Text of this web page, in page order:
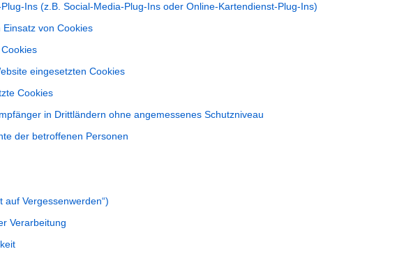
Ins (z.B. Social-Media-Plug-Ins oder Online-Kartendienst-Plug-Ins)
von Cookies
eingesetzten Cookies
Cookies
in Drittländern ohne angemessenes Schutzniveau
der betroffenen Personen
auf Vergessenwerden“)
Verarbeitung